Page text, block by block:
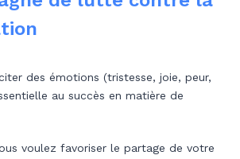
des émotions (tristesse, joie, peur,
au succès en matière de
voulez favoriser le partage de votre